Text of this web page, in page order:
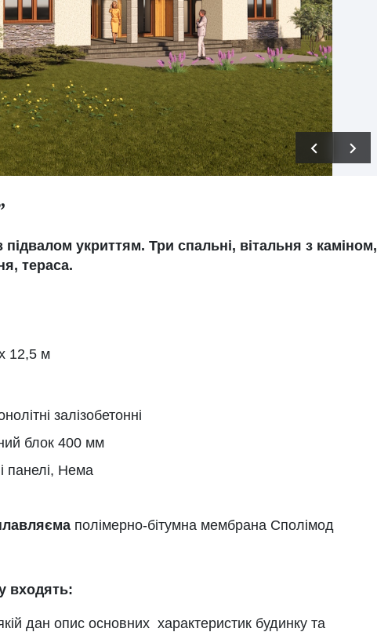
укриттям. Три спальні, вітальня з каміном,
тераса.
12,5 м
залізобетонні
блок 400 мм
панелі, Нема
полімерно-бітумна мембрана Сполімод
входять:
дан опис основних характеристик будинку та